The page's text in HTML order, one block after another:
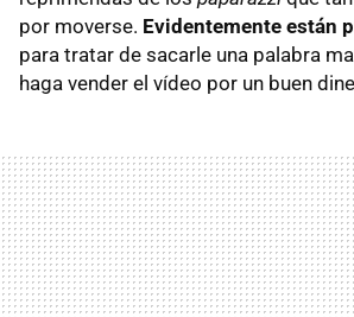
por moverse. Evidentemente están
para tratar de sacarle una palabra
haga vender el vídeo por un buen